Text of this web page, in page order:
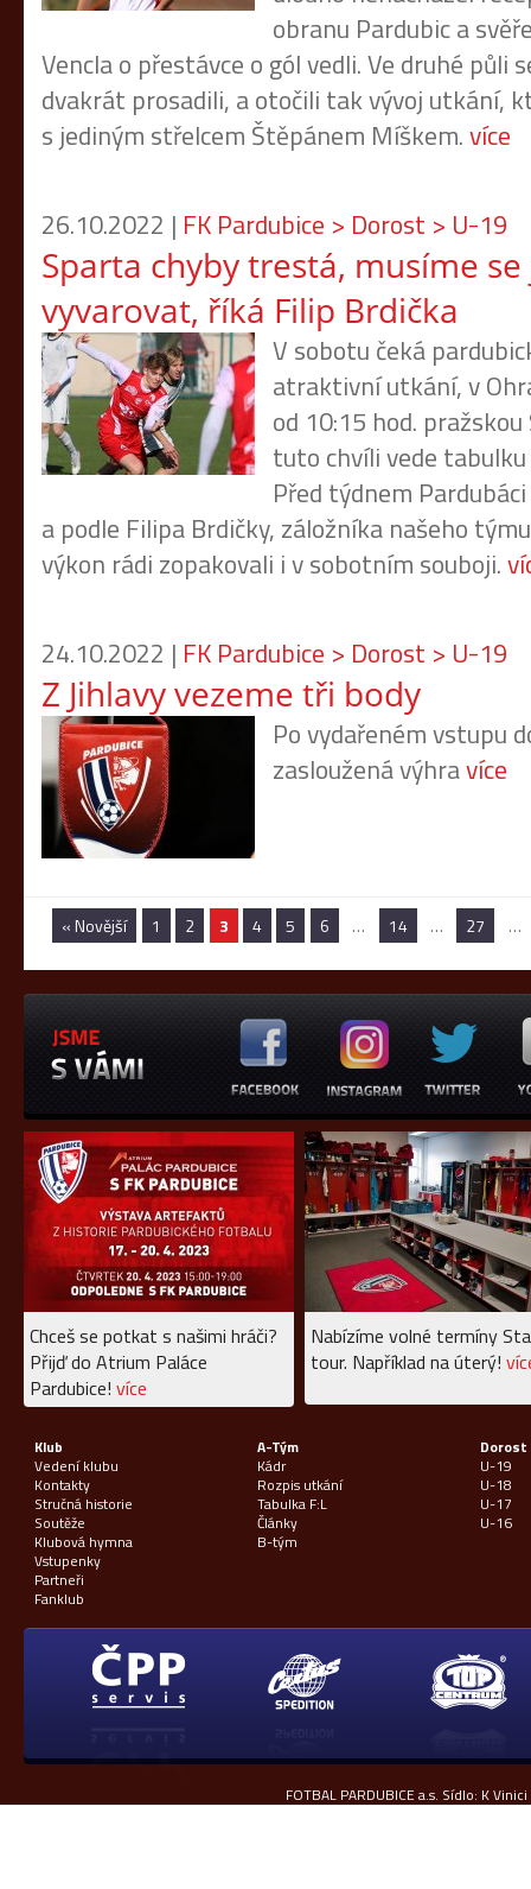
obranu Pardubic a
Vencla o přestávce o gól vedli. Ve druhé půli
dvakrát prosadili, a otočili tak vývoj utkání,
s jediným střelcem Štěpánem Míškem.více
26.10.2022 | FK Pardubice > Dorost > U-19
Sparta chyby trestá, musíme se
vyvarovat, říká Filip Brdička
V sobotu čeká
atraktivní utkání, v
od 10:15 hod.
tuto chvíli vede
Před týdnem
a podle Filipa Brdičky, záložníka našeho
výkon rádi zopakovali i v sobotním souboji.
24.10.2022 | FK Pardubice > Dorost > U-19
Z Jihlavy vezeme tři body
Po vydařeném vstupu
zasloužená výhravíce
« Novější 1 2 3 4 5 6 … 14 … 27 …
Chceš se potkat s našimi hráči?
Přijď do Atrium Paláce
Pardubice! více
Nabízíme volné termíny
tour. Například na úterý!
Klub
Vedení klubu
Kontakty
Stručná historie
Soutěže
Klubová hymna
Vstupenky
Partneři
Fanklub
A-Tým
Kádr
Rozpis utkání
Tabulka F:L
Články
B-tým
Dorost
U-19
U-18
U-17
U-16
FOTBAL PARDUBICE a.s. Sídlo: K